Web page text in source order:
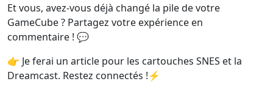
Et vous, avez-vous déjà changé la pile de votre
GameCube ? Partagez votre expérience en
commentaire ! 💬
👉 Je ferai un article pour les cartouches SNES et la
Dreamcast. Restez connectés !⚡